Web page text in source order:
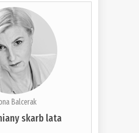
Balcerak
skarb lata